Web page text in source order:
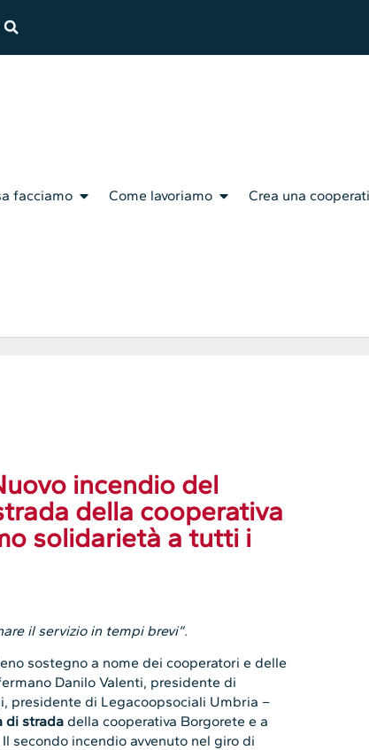
facciamo Come lavoriamo Crea una
incendio del
della cooperativa
solidarietà a tutti i
il servizio in tempi brevi”.
sostegno a nome dei cooperatori e delle
Danilo Valenti, presidente di
presidente di Legacoopsociali Umbria –
di strada della cooperativa Borgorete e a
secondo incendio avvenuto nel giro di